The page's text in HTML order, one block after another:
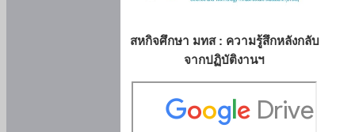
สหกิจศึกษา มทส : ความรู้สึกหลังกลับ
จากปฏิบัติงานฯ